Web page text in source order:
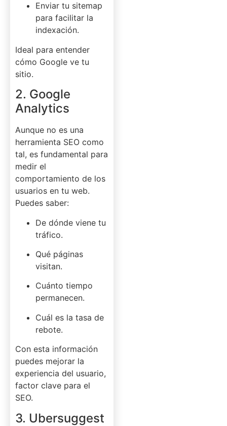
Enviar tu sitemap
para facilitar la
indexación.
Ideal para entender
cómo Google ve tu
sitio.
2. Google
Analytics
Aunque no es una
herramienta SEO como
tal, es fundamental para
medir el
comportamiento de los
usuarios en tu web.
Puedes saber:
De dónde viene tu
tráfico.
Qué páginas
visitan.
Cuánto tiempo
permanecen.
Cuál es la tasa de
rebote.
Con esta información
puedes mejorar la
experiencia del usuario,
factor clave para el
SEO.
3. Ubersuggest